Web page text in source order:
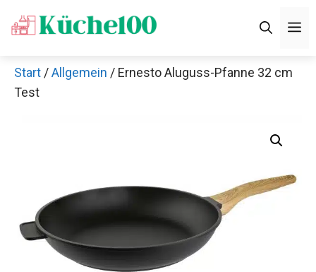
Inhalt
Start /Allgemein / Ernesto Aluguss-Pfanne 32 cm
Test